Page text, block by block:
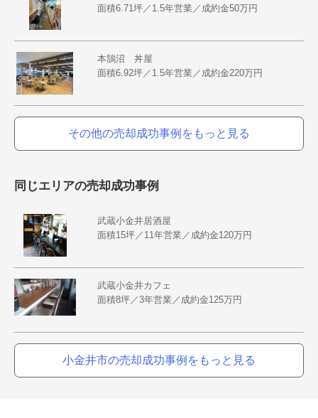
面積6.71坪／1.5年営業／成約金50万円
本鵠沼 丼屋
面積6.92坪／1.5年営業／成約金220万円
その他の売却成功事例をもっと見る
同じエリアの売却成功事例
武蔵小金井居酒屋
面積15坪／11年営業／成約金120万円
武蔵小金井カフェ
面積8坪／3年営業／成約金125万円
小金井市の売却成功事例をもっと見る